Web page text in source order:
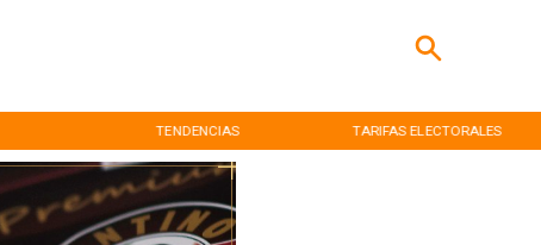
TENDENCIAS TARIFAS ELECTORALES